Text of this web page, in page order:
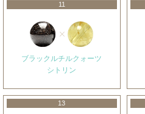
11
ブラックルチルクォーツ
シトリン
13